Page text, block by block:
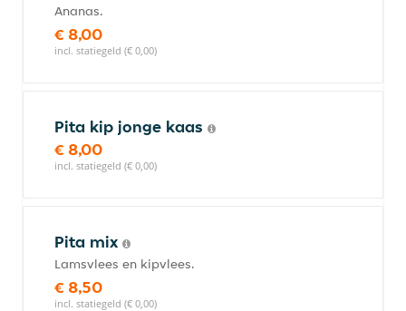
Ananas.
€ 8,00
incl. statiegeld (€ 0,00)
Pita kip jonge kaas
€ 8,00
incl. statiegeld (€ 0,00)
Pita mix
Lamsvlees en kipvlees.
€ 8,50
incl. statiegeld (€ 0,00)